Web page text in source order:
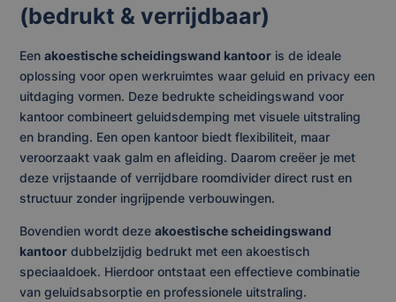
(bedrukt & verrijdbaar)
Eenakoestische scheidingswand kantoor is de ideale
oplossing voor open werkruimtes waar geluid en privacy een
uitdaging vormen. Deze bedrukte scheidingswand voor
kantoor combineert geluidsdemping met visuele uitstraling
en branding. Een open kantoor biedt flexibiliteit, maar
veroorzaakt vaak galm en afleiding. Daarom creëer je met
deze vrijstaande of verrijdbare roomdivider direct rust en
structuur zonder ingrijpende verbouwingen.
Bovendien wordt dezeakoestische scheidingswand
kantoor dubbelzijdig bedrukt met een akoestisch
speciaaldoek. Hierdoor ontstaat een effectieve combinatie
van geluidsabsorptie en professionele uitstraling.